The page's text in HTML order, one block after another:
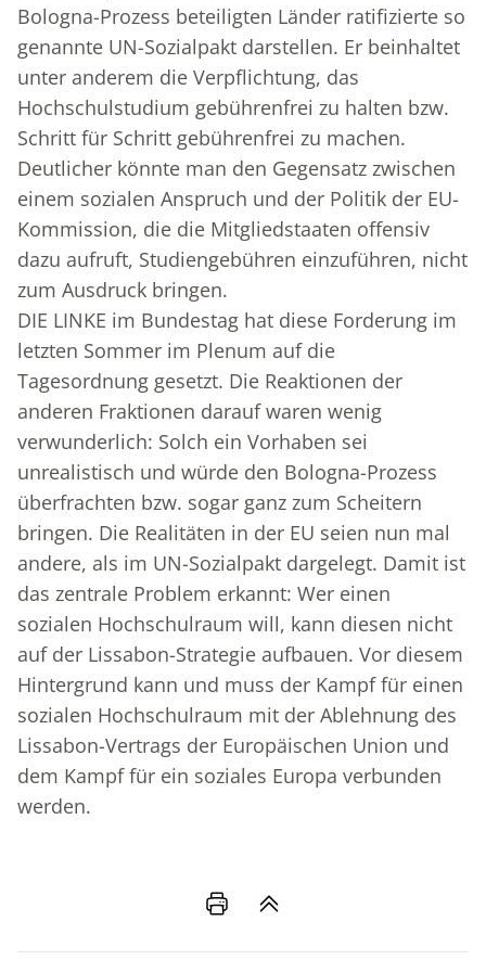
Bologna-Prozess beteiligten Länder ratifizierte so
genannte UN-Sozialpakt darstellen. Er beinhaltet
unter anderem die Verpflichtung, das
Hochschulstudium gebührenfrei zu halten bzw.
Schritt für Schritt gebührenfrei zu machen.
Deutlicher könnte man den Gegensatz zwischen
einem sozialen Anspruch und der Politik der EU-
Kommission, die die Mitgliedstaaten offensiv
dazu aufruft, Studiengebühren einzuführen, nicht
zum Ausdruck bringen.
DIE LINKE im Bundestag hat diese Forderung im
letzten Sommer im Plenum auf die
Tagesordnung gesetzt. Die Reaktionen der
anderen Fraktionen darauf waren wenig
verwunderlich: Solch ein Vorhaben sei
unrealistisch und würde den Bologna-Prozess
überfrachten bzw. sogar ganz zum Scheitern
bringen. Die Realitäten in der EU seien nun mal
andere, als im UN-Sozialpakt dargelegt. Damit ist
das zentrale Problem erkannt: Wer einen
sozialen Hochschulraum will, kann diesen nicht
auf der Lissabon-Strategie aufbauen. Vor diesem
Hintergrund kann und muss der Kampf für einen
sozialen Hochschulraum mit der Ablehnung des
Lissabon-Vertrags der Europäischen Union und
dem Kampf für ein soziales Europa verbunden
werden.